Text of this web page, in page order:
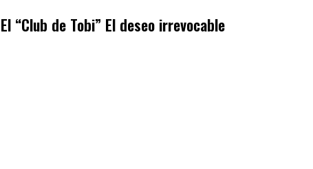
El “Club de Tobi” El deseo irrevocable